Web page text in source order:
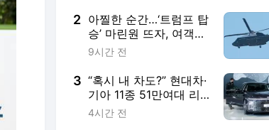
2 아찔한 순간…‘트럼프 탑
승’ 마린원 뜨자, 여객기
근접 비행 충돌 위기
9시간 전
3 “혹시 내 차도?” 현대차·
기아 11종 51만여대 리
콜…그랜저·투싼·카니발
4시간 전